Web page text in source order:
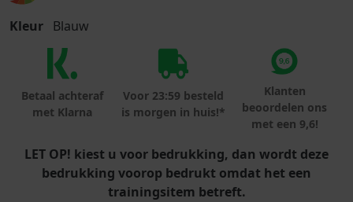
Kleur Blauw
Betaal achteraf
met Klarna
Voor 23:59 besteld
is morgen in huis!*
Klanten
beoordelen ons
met een 9,6!
LET OP! kiest u voor bedrukking, dan wordt deze
bedrukking voorop bedrukt omdat het een
trainingsitem betreft.